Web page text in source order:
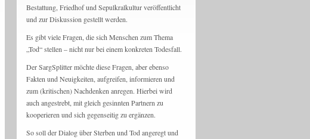
Bestattung, Friedhof und Sepulkralkultur veröffentlicht
und zur Diskussion gestellt werden.
Es gibt viele Fragen, die sich Menschen zum Thema
„Tod“ stellen – nicht nur bei einem konkreten Todesfall.
Der SargSplitter möchte diese Fragen, aber ebenso
Fakten und Neuigkeiten, aufgreifen, informieren und
zum (kritischen) Nachdenken anregen. Hierbei wird
auch angestrebt, mit gleich gesinnten Partnern zu
kooperieren und sich gegenseitig zu ergänzen.
So soll der Dialog über Sterben und Tod angeregt und